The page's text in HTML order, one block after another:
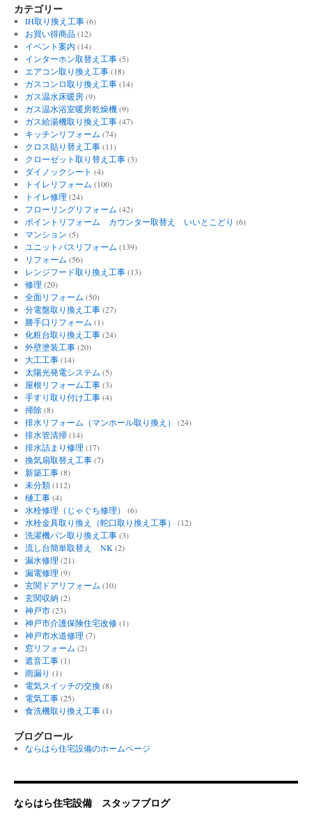
カテゴリー
IH取り換え工事(6)
お買い得商品(12)
イベント案内 (14)
インターホン取替え工事(5)
エアコン取り換え工事(18)
ガスコンロ取り換え工事(14)
ガス温水床暖房(9)
ガス温水浴室暖房乾燥機(9)
ガス給湯機取り換え工事(47)
キッチンリフォーム (74)
クロス貼り替え工事(11)
クローゼット取り替え工事(3)
ダイノックシート (4)
トイレリフォーム (100)
トイレ修理 (24)
フローリングリフォーム (42)
ポイントリフォーム カウンター取替え いいとこどり (6)
マンション (5)
ユニットバスリフォーム (139)
リフォーム (56)
レンジフード取り換え工事(13)
修理 (20)
全面リフォーム (50)
分電盤取り換え工事(27)
勝手口リフォーム (1)
化粧台取り換え工事(24)
外壁塗装工事(20)
大工工事(14)
太陽光発電システム (5)
屋根リフォーム工事(3)
手すり取り付け工事(4)
掃除(8)
排水リフォーム（マンホール取り換え）
(24)
排水管清掃(14)
排水詰まり修理 (17)
換気扇取替え工事(7)
新築工事(8)
未分類(112)
樋工事(4)
水栓修理（じゃぐち修理）
(6)
水栓金具取り換え（蛇口取り換え工事）
(12)
洗濯機パン取り換え工事(3)
流し台簡単取替え NK (2)
漏水修理 (21)
漏電修理 (9)
玄関ドアリフォーム (10)
玄関収納(2)
神戸市(23)
神戸市介護保険住宅改修(1)
神戸市水道修理 (7)
窓リフォーム (2)
遮音工事(1)
雨漏り (1)
電気スイッチの交換(8)
電気工事(25)
食洗機取り換え工事(1)
ブログロール
ならはら住宅設備のホームページ
ならはら住宅設備 スタッフブログ